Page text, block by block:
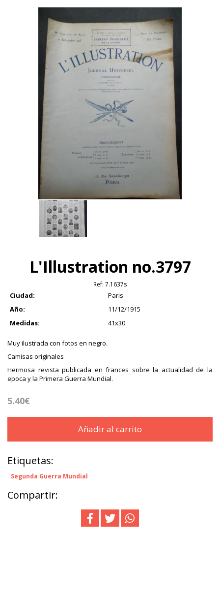
L'Illustration no.3797
Ref: 7.1637s
Ciudad:
Paris
Año:
11/12/1915
Medidas:
41x30
Muy ilustrada con fotos en negro.
Camisas originales
Hermosa revista publicada en frances sobre la actualidad de la
epoca y la Primera Guerra Mundial.
5.40€
Añadir al carrito
Etiquetas:
Segunda Guerra Mundial
Compartir: